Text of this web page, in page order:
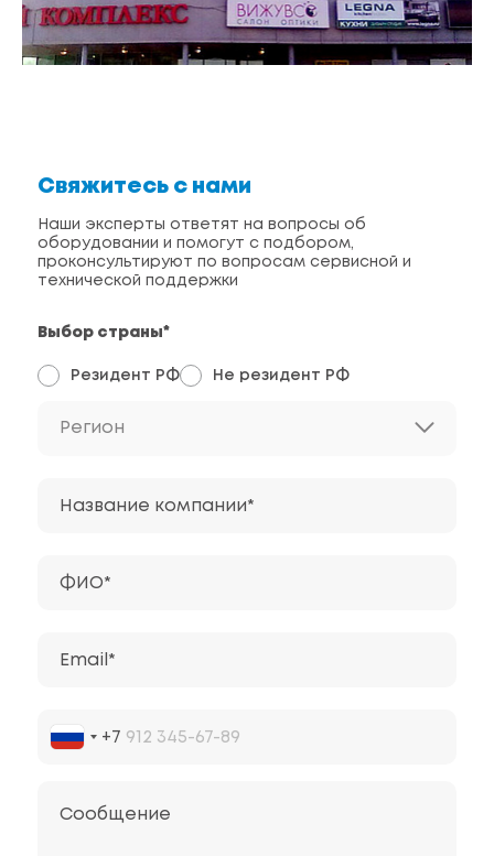
Свяжитесь с нами
Наши эксперты ответят на вопросы об
оборудовании и помогут с подбором,
проконсультируют по вопросам сервисной и
технической поддержки
Выбор страны*
Резидент РФ Не резидент РФ
Регион
Название компании*
ФИО*
Email*
+7
Сообщение